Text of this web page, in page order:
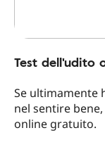
Test dell'udito
Se ultimamente
nel sentire
online gratuito.